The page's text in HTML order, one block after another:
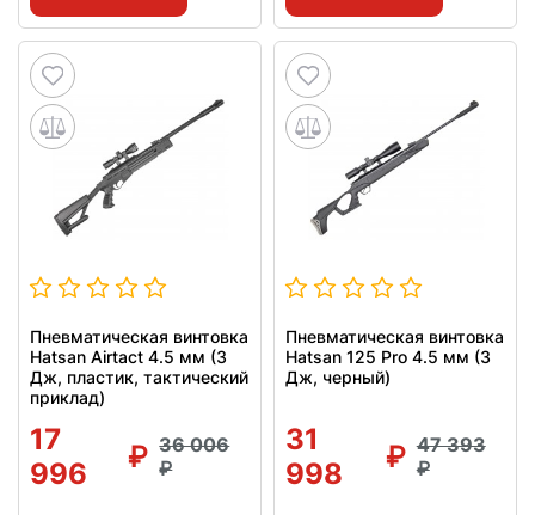
Пневматическая винтовка
Hatsan Airtact 4.5 мм (3
Дж, пластик, тактический
приклад)
17
996
36 006
Пневматическая винтовка
Hatsan 125 Pro 4.5 мм (3
Дж, черный)
31
998
47 393